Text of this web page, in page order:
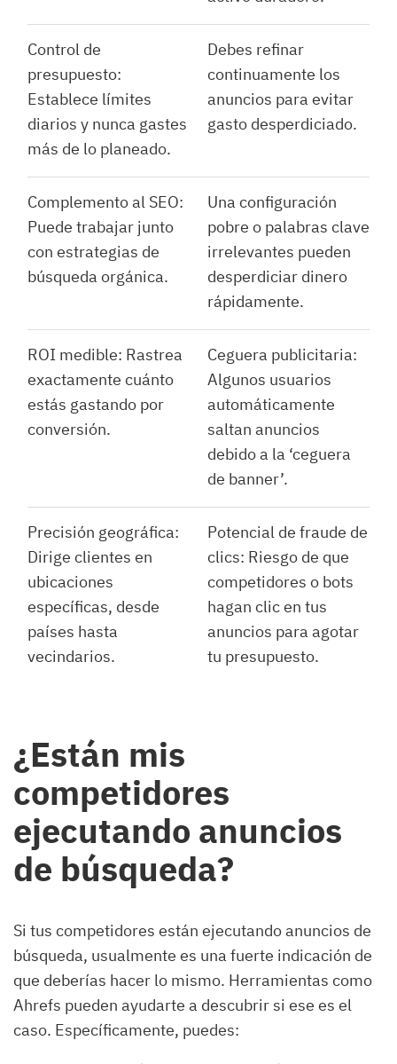
Control de
presupuesto:
Establece límites
diarios y nunca gastes
más de lo planeado.
Debes refinar
continuamente los
anuncios para evitar
gasto desperdiciado.
Complemento al SEO:
Puede trabajar junto
con estrategias de
búsqueda orgánica.
Una configuración
pobre o palabras clave
irrelevantes pueden
desperdiciar dinero
rápidamente.
ROI medible: Rastrea
exactamente cuánto
estás gastando por
conversión.
Ceguera publicitaria:
Algunos usuarios
automáticamente
saltan anuncios
debido a la ‘ceguera
de banner’.
Precisión geográfica:
Dirige clientes en
ubicaciones
específicas, desde
países hasta
vecindarios.
Potencial de fraude de
clics: Riesgo de que
competidores o bots
hagan clic en tus
anuncios para agotar
tu presupuesto.
¿Están mis
competidores
ejecutando anuncios
de búsqueda?
Si tus competidores están ejecutando anuncios de
búsqueda, usualmente es una fuerte indicación de
que deberías hacer lo mismo. Herramientas como
Ahrefs pueden ayudarte a descubrir si ese es el
caso. Específicamente, puedes: